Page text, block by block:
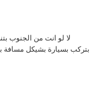
لا لو انت من الجنوب
بتركب بسيارة بشيكل مسافة